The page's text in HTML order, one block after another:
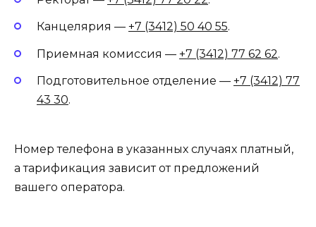
Канцелярия — +7 (3412) 50 40 55.
Приемная комиссия — +7 (3412) 77 62 62.
Подготовительное отделение — +7 (3412) 77
43 30.
Номер телефона в указанных случаях платный,
а тарификация зависит от предложений
вашего оператора.